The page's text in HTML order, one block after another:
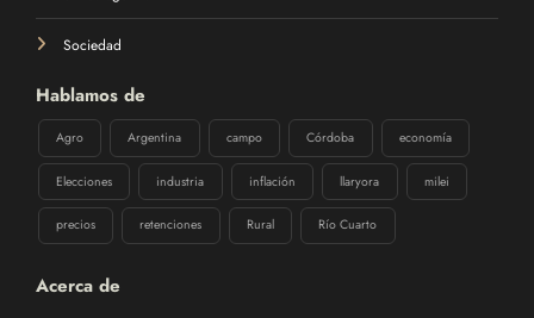
Sociedad
Hablamos de
Agro Argentina Córdoba economía
Elecciones industria inflación llaryora milei
precios retenciones Rural Río Cuarto
Acerca de